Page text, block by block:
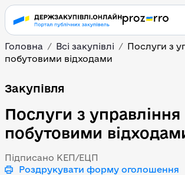
Головна Всі закупівлі
Послуги з
побутовими відходами
Послуги з
Закупівля
Послуги з управління
побутовими
Підписано КЕП/ЕЦП
Роздрукувати форму оголошення